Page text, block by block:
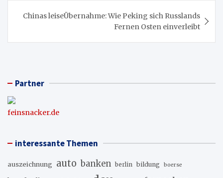
Chinas leiseÜbernahme: Wie Peking sich Russlands
Fernen Osten einverleibt
Partner
feinsnacker.de
interessante Themen
auszeichnung auto banken berlin bildung boerse